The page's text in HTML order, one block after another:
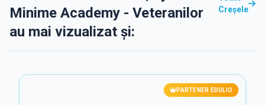
Minime Academy - Veteranilor
au mai vizualizat și:
Creșele
PARTENER EDULIO